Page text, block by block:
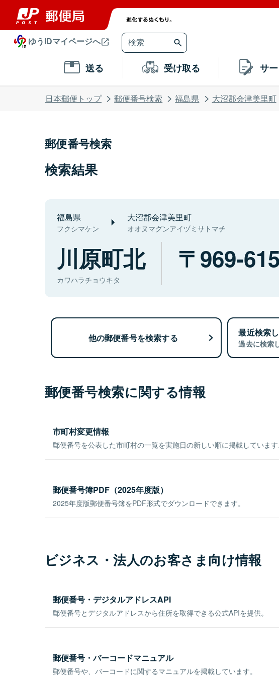
ゆうIDマイページへ
送る 受け取る サ
日本郵便トップ 郵便番号検索 福島県 大沼郡会津美里町
郵便番号検索
検索結果
福島県
フクシマケン
大沼郡会津美里町
オオヌマグンアイヅミサトマチ
川原町北
カワハラチョウキタ
969-
他の郵便番号を検索する 最近検索
過去に検索
郵便番号検索に関する情報
市町村変更情報
郵便番号を公表した市町村の一覧を実施日の新しい順に掲載しています
郵便番号簿PDF（2025年度版）
2025年度版郵便番号簿をPDF形式でダウンロードできます。
ビジネス・法人のお客さま向け情報
郵便番号・デジタルアドレスAPI
郵便番号とデジタルアドレスから住所を取得できる公式APIを提供。
郵便番号・バーコードマニュアル
郵便番号や、バーコードに関するマニュアルを掲載しています。